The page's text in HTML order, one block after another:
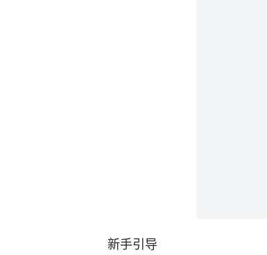
新手引导